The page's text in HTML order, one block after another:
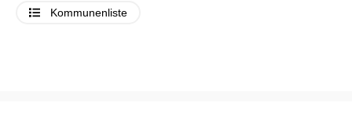
Kommunenliste